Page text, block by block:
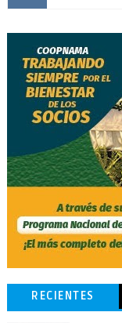
RECIENTES